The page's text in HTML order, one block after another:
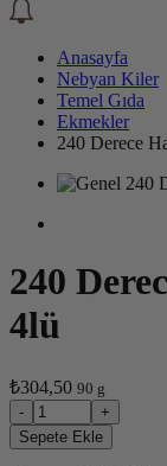
Anasayfa
Nebyan Kiler
Temel Gıda
Ekmekler
240 Derece
240
4lü
₺304,50 90 g
-
+
Sepete Ekle